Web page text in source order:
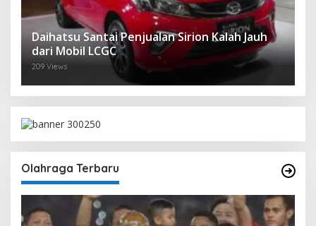
Daihatsu Santai Penjualan Sirion Kalah Jauh
dari Mobil LCGC
209 Views
Olahraga Terbaru